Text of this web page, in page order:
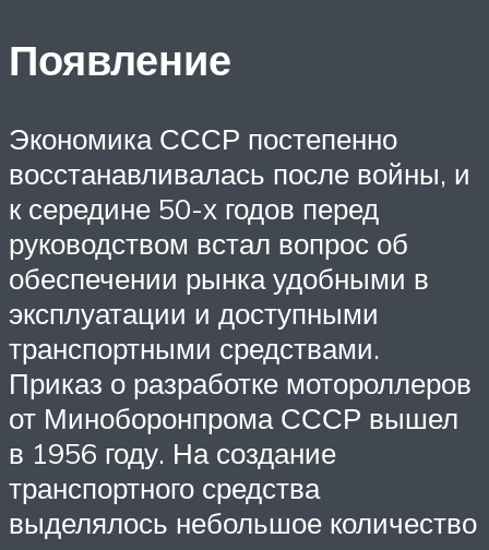
Появление
Экономика СССР постепенно
восстанавливалась после войны, и
к середине 50-х годов перед
руководством встал вопрос об
обеспечении рынка удобными в
эксплуатации и доступными
транспортными средствами.
Приказ о разработке мотороллеров
от Миноборонпрома СССР вышел
в 1956 году. На создание
транспортного средства
выделялось небольшое количество